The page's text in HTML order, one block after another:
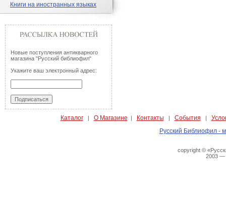
Книги на иностранных языках
Новые поступления антикварного
магазина "Русский библиофил"
Укажите ваш электронный адрес:
Каталог| О Магазине | Контакты | События |
Русский Библиофил -
copyright ©
2003 —